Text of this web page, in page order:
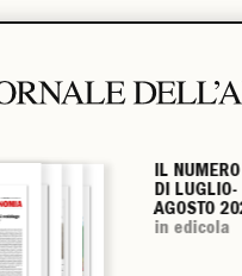
IL NUMERO
DI LUGLIO-
AGOSTO
in edicola
IL NUMERO
DI LUGLIO-
AGOSTO
in edicola
IL NUMERO
DI LUGLIO-
AGOSTO
in edicola
IL NUMERO
DI LUGLIO-
AGOSTO
in edicola